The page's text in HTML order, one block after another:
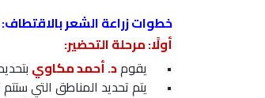
خطوات زراعة الشعر بالاقتطاف:
أولًا: مرحلة التحضير:
•
يقومد. أحمد مكاوي
•
يتم تحديد المناطق التي